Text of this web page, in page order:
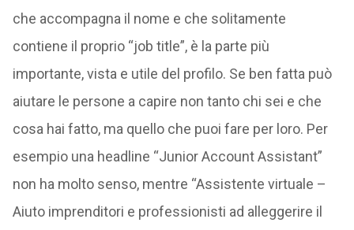
che accompagna il nome e che solitamente
contiene il proprio “job title”, è la parte più
importante, vista e utile del profilo. Se ben fatta può
aiutare le persone a capire non tanto chi sei e che
cosa hai fatto, ma quello che puoi fare per loro. Per
esempio una headline “Junior Account Assistant”
non ha molto senso, mentre “Assistente virtuale –
Aiuto imprenditori e professionisti ad alleggerire il